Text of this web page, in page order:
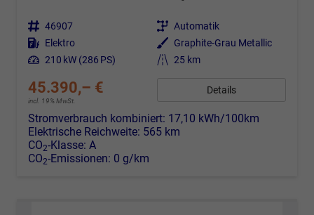
Fahrzeugnr. 46907 Getriebe Automatik
Kraftstoff Elektro Außenfarbe
Graphite-Grau Metallic
Leistung 210 kW (286 PS) Kilometerstand 25 km
45.390,– €
incl. 19% MwSt.
Details
Stromverbrauch kombiniert: 17,10 kWh/100km
Elektrische Reichweite: 565 km
CO2-Klasse: A
CO2-Emissionen: 0 g/km